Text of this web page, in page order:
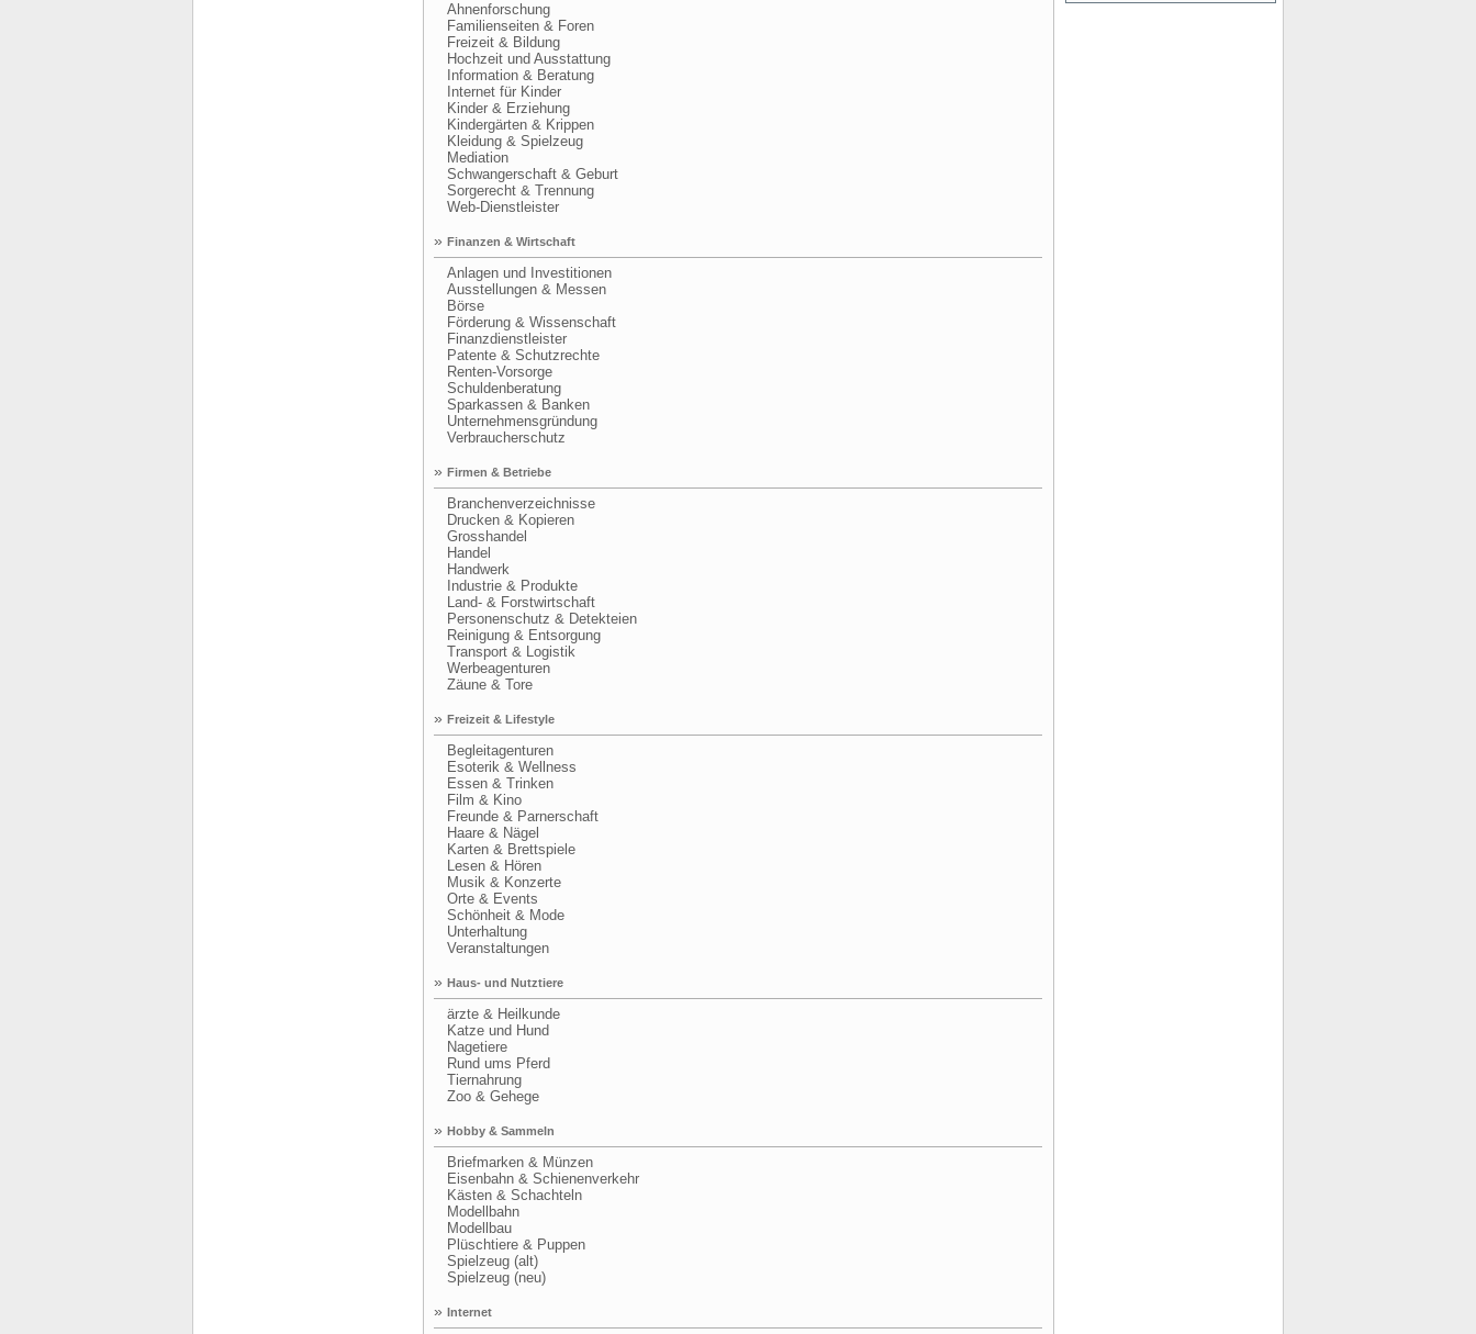
Ahnenforschung
Familienseiten & Foren
Freizeit & Bildung
Hochzeit und Ausstattung
Information & Beratung
Internet für Kinder
Kinder & Erziehung
Kindergärten & Krippen
Kleidung & Spielzeug
Mediation
Schwangerschaft & Geburt
Sorgerecht & Trennung
Web-Dienstleister
» Finanzen & Wirtschaft
Anlagen und Investitionen
Ausstellungen & Messen
Börse
Förderung & Wissenschaft
Finanzdienstleister
Patente & Schutzrechte
Renten-Vorsorge
Schuldenberatung
Sparkassen & Banken
Unternehmensgründung
Verbraucherschutz
» Firmen & Betriebe
Branchenverzeichnisse
Drucken & Kopieren
Grosshandel
Handel
Handwerk
Industrie & Produkte
Land- & Forstwirtschaft
Personenschutz & Detekteien
Reinigung & Entsorgung
Transport & Logistik
Werbeagenturen
Zäune & Tore
» Freizeit & Lifestyle
Begleitagenturen
Esoterik & Wellness
Essen & Trinken
Film & Kino
Freunde & Parnerschaft
Haare & Nägel
Karten & Brettspiele
Lesen & Hören
Musik & Konzerte
Orte & Events
Schönheit & Mode
Unterhaltung
Veranstaltungen
» Haus- und Nutztiere
ärzte & Heilkunde
Katze und Hund
Nagetiere
Rund ums Pferd
Tiernahrung
Zoo & Gehege
» Hobby & Sammeln
Briefmarken & Münzen
Eisenbahn & Schienenverkehr
Kästen & Schachteln
Modellbahn
Modellbau
Plüschtiere & Puppen
Spielzeug (alt)
Spielzeug (neu)
» Internet